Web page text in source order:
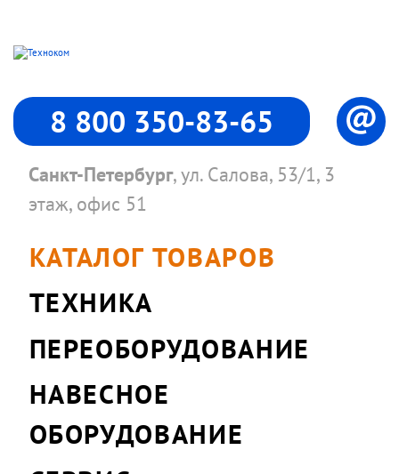
8 800 350-83-65
Санкт-Петербург, ул. Салова, 53/1, 3
этаж, офис 51
КАТАЛОГ ТОВАРОВ
ТЕХНИКА
ПЕРЕОБОРУДОВАНИЕ
НАВЕСНОЕ
ОБОРУДОВАНИЕ